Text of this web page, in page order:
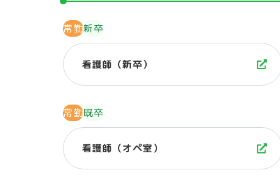
常勤新卒
看護師（新卒）
常勤既卒
看護師（オペ室）